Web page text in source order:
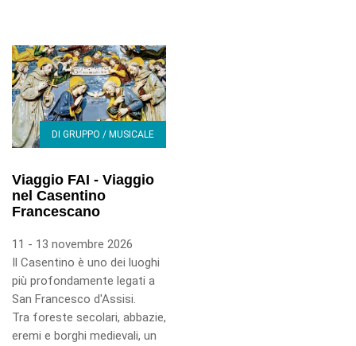
DI GRUPPO / MUSICALE
Viaggio FAI - Viaggio
nel Casentino
Francescano
11 - 13 novembre 2026
Il Casentino è uno dei luoghi
più profondamente legati a
San Francesco d'Assisi.
Tra foreste secolari, abbazie,
eremi e borghi medievali, un